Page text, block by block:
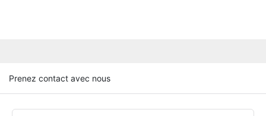
Prenez contact avec nous